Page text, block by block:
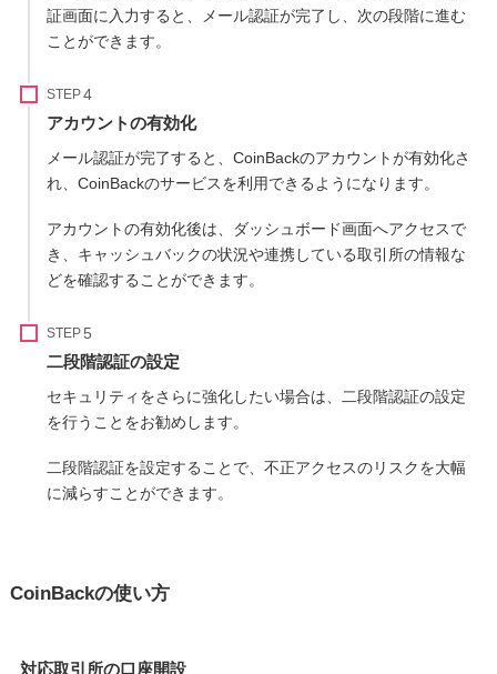
証画面に入力すると、メール認証が完了し、次の段階に進む
ことができます。
STEP
アカウントの有効化
メール認証が完了すると、CoinBackのアカウントが有効化さ
れ、CoinBackのサービスを利用できるようになります。
アカウントの有効化後は、ダッシュボード画面へアクセスで
き、キャッシュバックの状況や連携している取引所の情報な
どを確認することができます。
STEP
二段階認証の設定
セキュリティをさらに強化したい場合は、二段階認証の設定
を行うことをお勧めします。
二段階認証を設定することで、不正アクセスのリスクを大幅
に減らすことができます。
CoinBackの使い方
対応取引所の口座開設